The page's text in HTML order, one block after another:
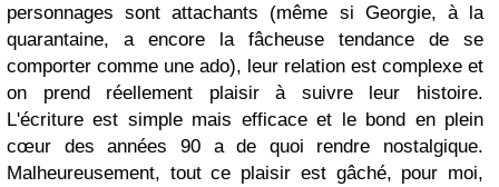
personnages sont attachants (même si Georgie, à la
quarantaine, a encore la fâcheuse tendance de se
comporter comme une ado), leur relation est complexe et
on prend réellement plaisir à suivre leur histoire.
L'écriture est simple mais efficace et le bond en plein
cœur des années 90 a de quoi rendre nostalgique.
Malheureusement, tout ce plaisir est gâché, pour moi,